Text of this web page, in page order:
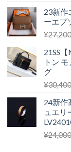
23新作
ーエプ
¥27,200
21SS
トン
グ
¥30,400
24新作
ュエリ
¥24,000